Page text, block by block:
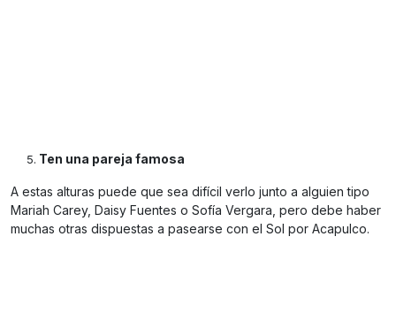
Ten una pareja famosa
A estas alturas puede que sea difícil verlo junto a alguien tipo
Mariah Carey, Daisy Fuentes o Sofía Vergara, pero debe haber
muchas otras dispuestas a pasearse con el Sol por Acapulco.